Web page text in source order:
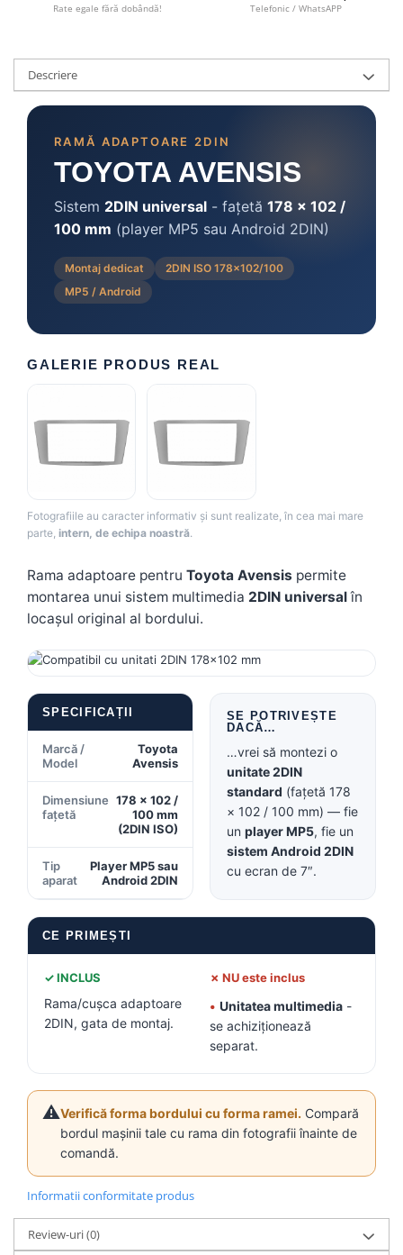
Camere marșarier auto
Camere Skoda
Camere Volkswagen
Camere Mercedes Benz
Camere Audi
Camere BMW
Camere Ford
Camere Iveco
Camere Renault
Camere Fiat
Camere Citroen
Camere Fiat
Accesorii multimedia
Conectică Auto
Conectică Auto
Conectică Volkswagen
Conectică Mercedes Benz
Conectică Ford
Conectică Opel
Conectică Honda
Conectică Chevrolet
Conectică Suzuki
Conectică Renault
Conectică Kia
Rate egale fără dobândă! Telefonic / WhatsAPP
Descriere
RAMĂ ADAPTOARE 2DIN
TOYOTA AVENSIS
Sistem 2DIN universal - fațetă 178 × 102 /
100 mm (player MP5 sau Android 2DIN)
Montaj dedicat
2DIN ISO 178×102/100
MP5 / Android
GALERIE PRODUS REAL
Fotografiile au caracter informativ și sunt realizate, în cea mai mare
parte, intern, de echipa noastră.
Rama adaptoare pentru Toyota Avensis permite
montarea unui sistem multimedia 2DIN universalîn
locașul original al bordului.
SPECIFICAȚII
Marcă /
Model
Toyota
Avensis
Dimensiune
fațetă
178 × 102 /
100 mm
(2DIN ISO)
Tip
aparat
Player MP5 sau
Android 2DIN
SE POTRIVEȘTE
DACĂ…
…vrei să montezi o
unitate 2DIN
standard (fațetă 178
× 102 / 100 mm) — fie
un player MP5, fie un
sistem Android 2DIN
cu ecran de 7″.
CE PRIMEȘTI
✓ INCLUS
Rama/cușca adaptoare
2DIN, gata de montaj.
✗ NU este inclus
• Unitatea multimedia -
se achiziționează
separat.
⚠️Verifică forma bordului cu forma ramei. Compară
bordul mașinii tale cu rama din fotografii înainte de
comandă.
Informatii conformitate produs
Review-uri(0)